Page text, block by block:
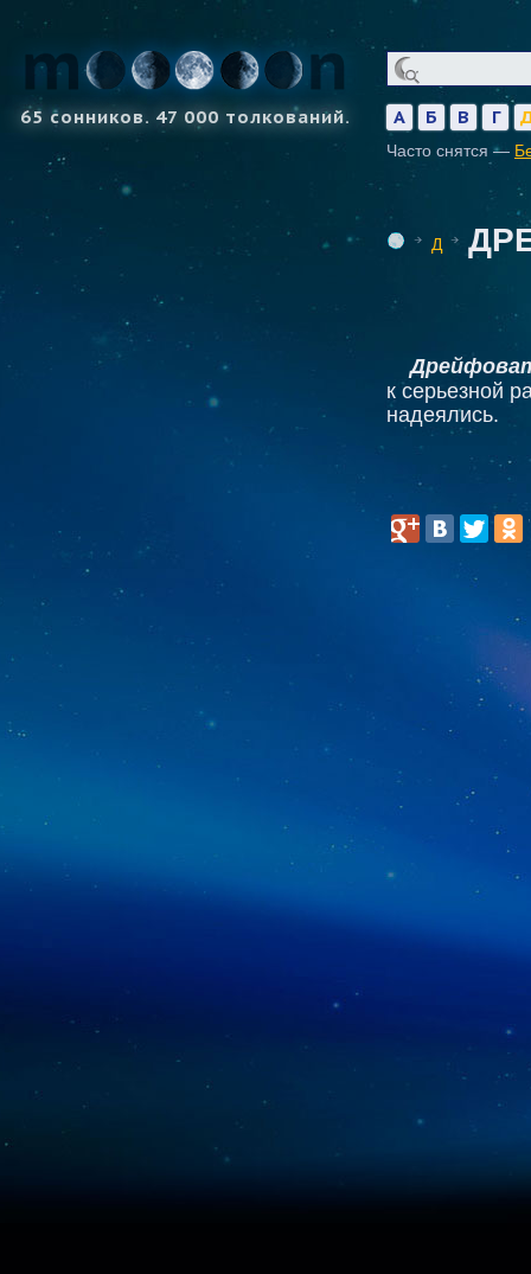
65 сонников. 47 000 толкований. А Б В Г
Часто снятся —
Д
к серьезной
надеялись.